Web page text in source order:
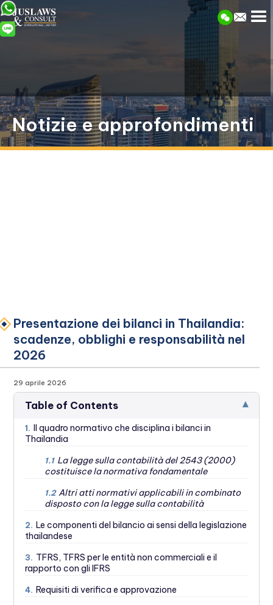
Notizie e approfondimenti
Presentazione dei bilanci in Thailandia:
scadenze, obblighi e responsabilità nel
2026
29 aprile 2026
Table of Contents ▾
1. Il quadro normativo che disciplina i bilanci in
Thailandia
1.1 La legge sulla contabilità del 2543 (2000)
costituisce la normativa fondamentale
1.2 Altri atti normativi applicabili in combinato
disposto con la legge sulla contabilità
2. Le componenti del bilancio ai sensi della legislazione
thailandese
3. TFRS, TFRS per le entità non commerciali e il
rapporto con gli IFRS
4. Requisiti di verifica e approvazione